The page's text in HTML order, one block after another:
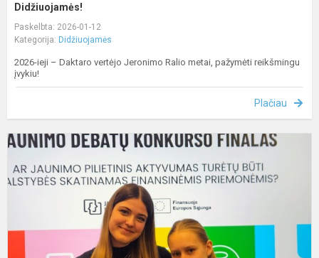
Didžiuojamės!
Paskelbta: 2026-01-12
Kategorija: Didžiuojamės
2026-ieji – Daktaro vertėjo Jeronimo Ralio metai, pažymėti reikšmingu
įvykiu!
Plačiau